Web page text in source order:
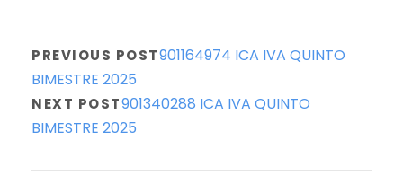
PREVIOUS POST901164974 ICA IVA QUINTO
BIMESTRE 2025
NEXT POST901340288 ICA IVA QUINTO
BIMESTRE 2025